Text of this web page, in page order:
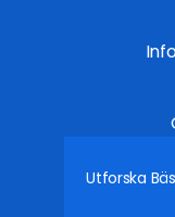
Utforska